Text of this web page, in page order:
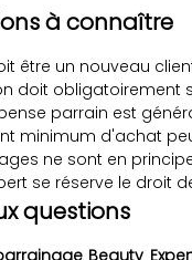
à connaître
être un nouveau
doit obligatoirement
parrain est
minimum d'achat
ne sont en
se réserve le
questions
Beauty